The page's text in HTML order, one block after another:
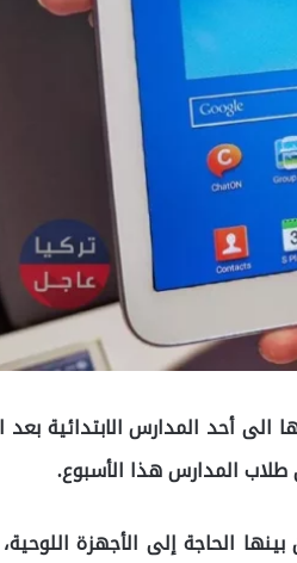
الى أحد المدارس الابتدائية بعد
طلاب المدارس هذا الأسبوع.
بينها الحاجة إلى الأجهزة